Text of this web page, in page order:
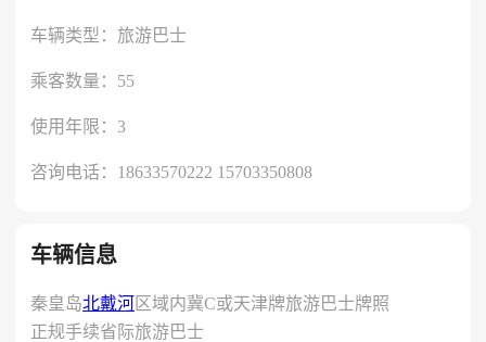
车辆类型：旅游巴士
乘客数量：55
使用年限：3
咨询电话：18633570222 15703350808
车辆信息
秦皇岛北戴河 区域内冀C或天津牌旅游巴士牌照
正规手续省际旅游巴士